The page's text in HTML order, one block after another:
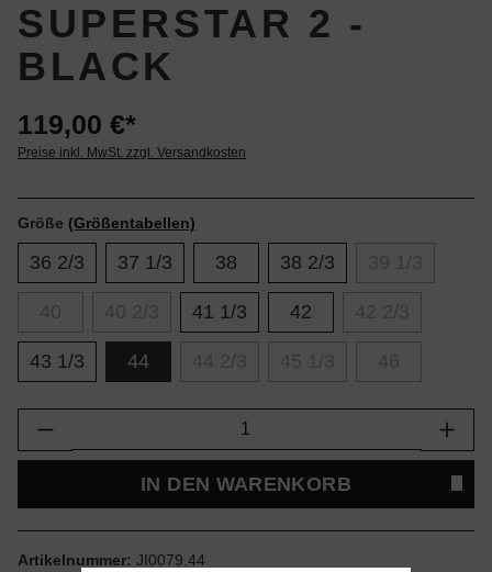
SUPERSTAR 2 -
BLACK
119,00 €*
Preise inkl. MwSt. zzgl. Versandkosten
Größe (Größentabellen)
36 2/3 37 1/3 38 38 2/3
41 1/3 42
43 1/3 44
Produkt Anzahl: Gib den gewünschten
IN DEN WARENKORB
Artikelnummer: JI0079.44